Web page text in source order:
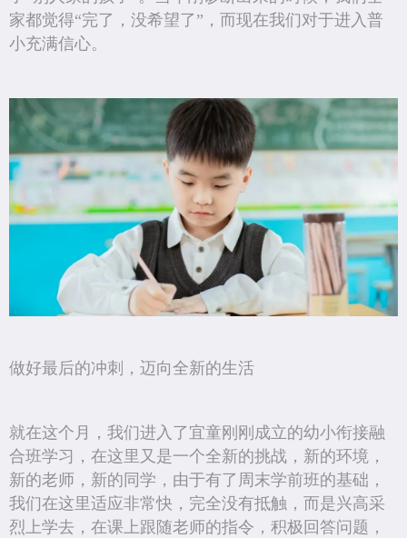
家都觉得“完了，没希望了”，而现在我们对于进入普
小充满信心。
做好最后的冲刺，迈向全新的生活
就在这个月，我们进入了宜童刚刚成立的幼小衔接融
合班学习，在这里又是一个全新的挑战，新的环境，
新的老师，新的同学，由于有了周末学前班的基础，
我们在这里适应非常快，完全没有抵触，而是兴高采
烈上学去，在课上跟随老师的指令，积极回答问题，